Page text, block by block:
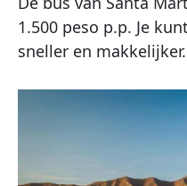
1.500 peso p.p. Je
sneller en makkelijker.